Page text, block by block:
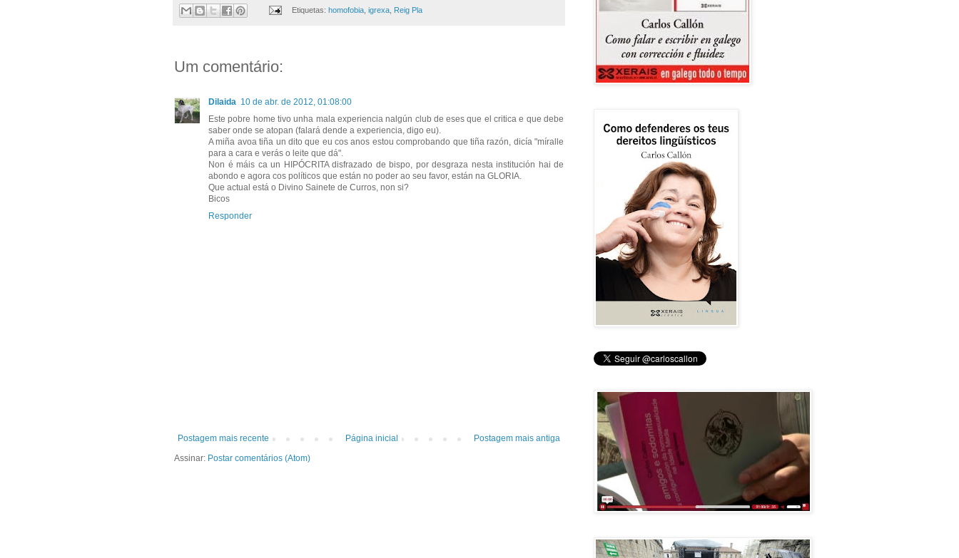
Etiquetas: homofobia, igrexa, Reig Pla
Um comentário:
Dilaida 10 de abr. de 2012, 01:08:00
Este pobre home tivo unha mala experiencia nalgún club de eses que el critica e que debe
saber onde se atopan (falará dende a experiencia, digo eu).
A miña avoa tiña un dito que eu cos anos estou comprobando que tiña razón, dicía "míralle
para a cara e verás o leite que dá".
Non é máis ca un HIPÓCRITA disfrazado de bispo, por desgraza nesta institución hai de
abondo e agora cos políticos que están no poder ao seu favor, están na GLORIA.
Que actual está o Divino Sainete de Curros, non si?
Bicos
Responder
Postagem mais recente Postagem mais antiga
Página inicial
Assinar: Postar comentários (Atom)